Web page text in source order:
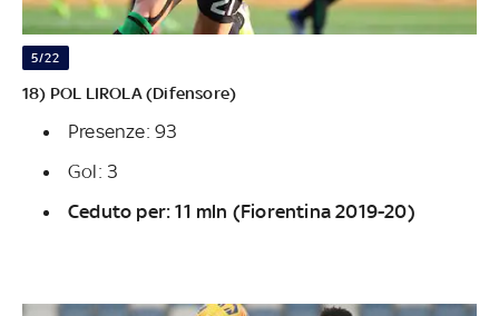
5/22
18) POL LIROLA (Difensore)
Presenze: 93
Gol: 3
Ceduto per: 11 mln (Fiorentina 2019-20)